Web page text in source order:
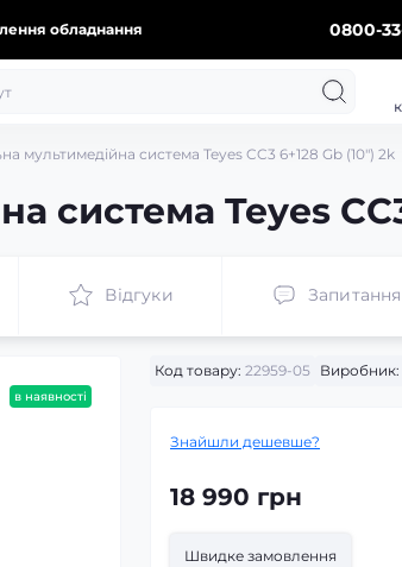
обладнання 0800-
мультимедійна система Teyes CC3 6+128 Gb (10") 2k
система Teyes
Відгуки Запитання
в наявності
Код товару: 22959-05 Виробник:
Знайшли дешевше?
18 990 грн
Швидке замовлення